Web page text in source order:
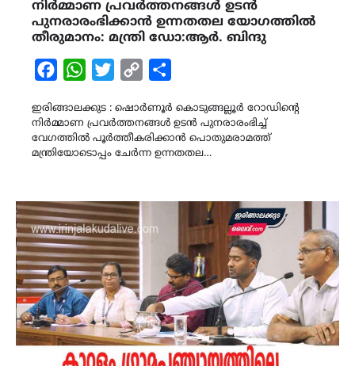
നിർമ്മാണ പ്രവർത്തനങ്ങൾ ഉടൻ
പുനരാരംഭിക്കാൻ ഉന്നതതല യോഗത്തിൽ
തീരുമാനം: മന്ത്രി ഡോ:ആർ. ബിന്ദു
FacebookWhatsAppTwitterCopy
ഇരിങ്ങാലക്കുട : ഷൊർണൂർ കൊടുങ്ങല്ലൂർ റോഡിന്റെ
നിർമ്മാണ പ്രവർത്തനങ്ങൾ ഉടൻ പുനരാരംഭിച്ച്
വേഗത്തിൽ പൂർത്തീകരിക്കാൻ പൊതുമരാമത്ത്
മന്ത്രിയോടൊപ്പം ചേർന്ന ഉന്നതതല…